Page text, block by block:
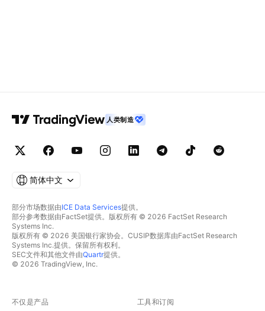
人类制造
简体中文
部分市场数据由ICE Data Services提供。
部分参考数据由FactSet提供。版权所有 © 2026 FactSet Research
Systems Inc.
版权所有 © 2026 美国银行家协会。CUSIP数据库由FactSet Research
Systems Inc.提供。保留所有权利。
SEC文件和其他文件由Quartr提供。
© 2026 TradingView, Inc.
不仅是产品 工具和订阅